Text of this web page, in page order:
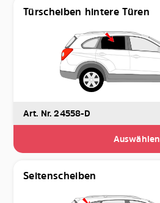
Türscheiben hintere Türen
Art. Nr. 24558-D
Auswählen
Seitenscheiben